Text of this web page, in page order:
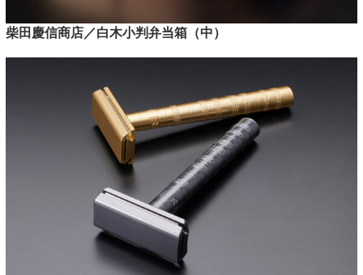
柴田慶信商店／白木小判弁当箱（中）